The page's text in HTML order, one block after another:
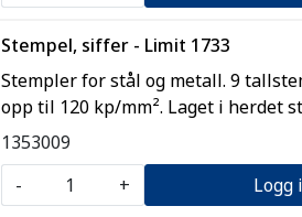
Stempel, siffer - Limit 1733
Stempler for stål og metall. 9
opp til 120 kp/mm². Laget i herdet
1353009
-
+ Logg